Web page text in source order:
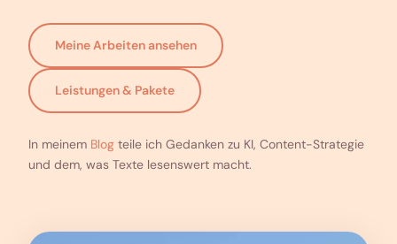
Meine Arbeiten ansehen
Leistungen & Pakete
In meinem Blog teile ich Gedanken zu KI, Content-Strategie
und dem, was Texte lesenswert macht.